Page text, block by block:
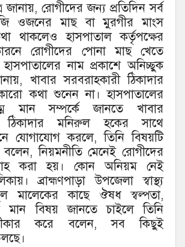
জানায়, রোগীদের জন্য প্রতিদিন সর্ব
ওজনের মাছ বা মুরগীর মাংস
থাকলেও হাসপাতাল কর্তৃপক্ষের
রোগীদের পোনা মাছ খেতে
নাম প্রকাশে অনিচ্ছুক
খাবার সরবরাহকারী ঠিকাদার
কথা শুনেন না। হাসপাতালের
মান সম্পর্কে জানতে খাবার
ঠিকাদার মনিরুল হকের সাথে
যোগাযোগ করলে, তিনি বিষয়টি
বলেন, নিয়মনীতি মেনেই রোগীদের
করা হয়। কোন অনিয়ম নেই
ব্রাহ্মণপাড়া উপজেলা স্বাস্থ্য
মালেকের কাছে ঔষধ স্বল্পতা,
মান বিষয় জানতে চাইলে তিনি
করে বলেন, সব কিছুই